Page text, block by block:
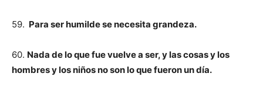
59. Para ser humilde se necesita grandeza.
60. Nada de lo que fue vuelve a ser, y las cosas y los
hombres y los niños no son lo que fueron un día.